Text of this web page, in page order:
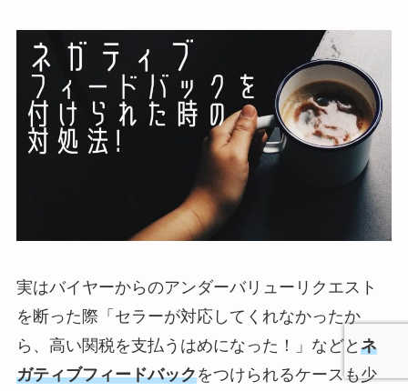
実はバイヤーからのアンダーバリューリクエスト
を断った際「セラーが対応してくれなかったか
ら、高い関税を支払うはめになった！」などと ネ
ガティブフィードバックをつけられるケースも少